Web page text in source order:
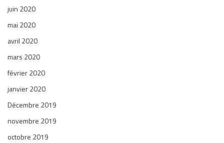
juin 2020
mai 2020
avril 2020
mars 2020
février 2020
janvier 2020
Décembre 2019
novembre 2019
octobre 2019